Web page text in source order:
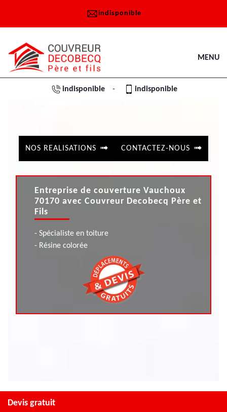
indisponible
MENU
indisponible - indisponible
NOS REALISATIONS CONTACTEZ-NOUS
Entreprise de couverture Vauchoux
70170 avec Couvreur Decobecq Père et
Fils
- Spécialiste en toiture
- Résine colorée
Devis gratuit